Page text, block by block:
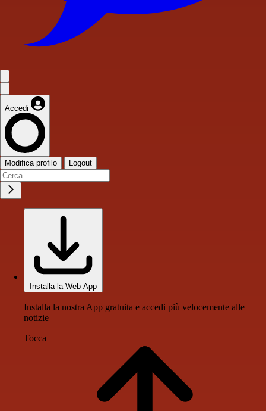
Accedi
Modifica profilo Logout
Installa la Web App
Installa la nostra App gratuita e accedi più velocemente alle
notizie
Tocca